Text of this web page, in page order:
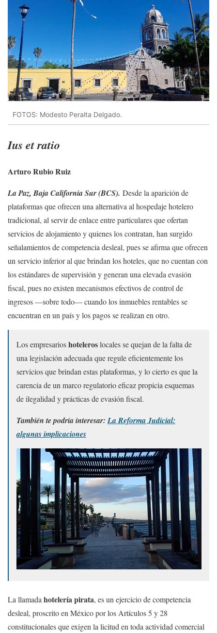
FOTOS: Modesto Peralta Delgado.
Ius et ratio
Arturo Rubio Ruiz
La Paz, Baja California Sur (BCS). Desde la aparición de
plataformas que ofrecen una alternativa al hospedaje hotelero
tradicional, al servir de enlace entre particulares que ofertan
servicios de alojamiento y quienes los contratan, han surgido
señalamientos de competencia desleal, pues se afirma que ofrecen
un servicio inferior al que brindan los hoteles, que no cuentan con
los estándares de supervisión y generan una elevada evasión
fiscal, pues no existen mecanismos efectivos de control de
ingresos —sobre todo— cuando los inmuebles rentables se
encuentran en un país y los pagos se realizan en otro.
Los empresarioshoteleroslocales se quejan de la falta de
una legislación adecuada que regule eficientemente los
servicios que brindan estas plataformas, y lo cierto es que la
carencia de un marco regulatorio eficaz propicia esquemas
de ilegalidad y prácticas de evasión fiscal.
También te podría interesar:La Reforma Judicial:
algunas implicaciones
La llamadahotelería pirata, es un ejercicio de competencia
desleal, proscrito en México por los Artículos 5 y 28
constitucionales que exigen la licitud en toda actividad comercial